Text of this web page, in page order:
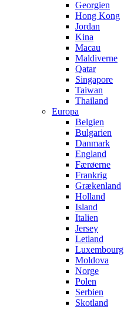
Georgien
Hong Kong
Jordan
Kina
Macau
Maldiverne
Qatar
Singapore
Taiwan
Thailand
Europa
Belgien
Bulgarien
Danmark
England
Færøerne
Frankrig
Grækenland
Holland
Island
Italien
Jersey
Letland
Luxembourg
Moldova
Norge
Polen
Serbien
Skotland